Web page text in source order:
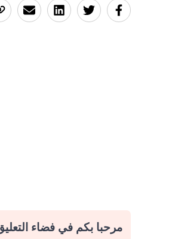
مرحبا بكم في فضاء